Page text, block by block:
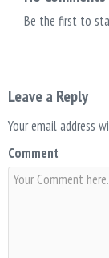
Be the first to
Leave a Reply
Your email address
Comment